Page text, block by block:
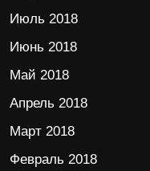
Июль 2018
Июнь 2018
Май 2018
Апрель 2018
Март 2018
Февраль 2018